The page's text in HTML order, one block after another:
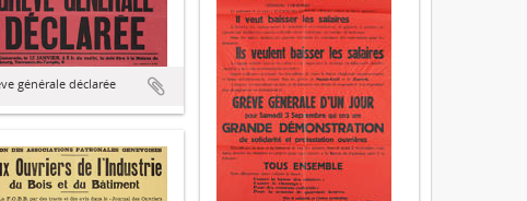
générale déclarée